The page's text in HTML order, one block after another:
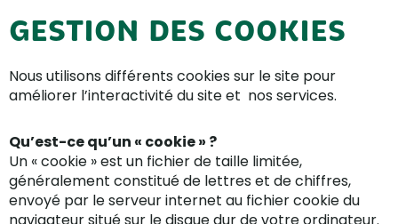
GESTION DES COOKIES
Nous utilisons différents cookies sur le site pour
améliorer l’interactivité du site et nos services.
Qu’est-ce qu’un « cookie » ?
Un « cookie » est un fichier de taille limitée,
généralement constitué de lettres et de chiffres,
envoyé par le serveur internet au fichier cookie du